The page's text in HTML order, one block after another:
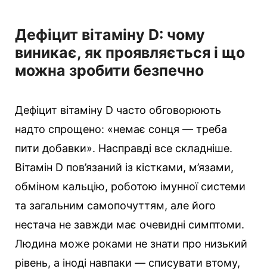
Дефіцит вітаміну D: чому
виникає, як проявляється і що
можна зробити безпечно
Дефіцит вітаміну D часто обговорюють
надто спрощено: «немає сонця — треба
пити добавки». Насправді все складніше.
Вітамін D пов’язаний із кістками, м’язами,
обміном кальцію, роботою імунної системи
та загальним самопочуттям, але його
нестача не завжди має очевидні симптоми.
Людина може роками не знати про низький
рівень, а іноді навпаки — списувати втому,